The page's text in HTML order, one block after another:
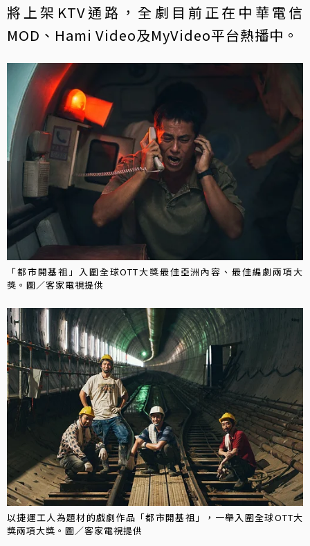
將上架KTV通路，全劇目前正在中華電信
MOD、Hami Video及MyVideo平台熱播中。
「都市開基祖」入圍全球OTT大獎最佳亞洲內容、最佳編劇兩項大
獎。圖／客家電視提供
以捷運工人為題材的戲劇作品「都市開基祖」，一舉入圍全球OTT大
獎兩項大獎。圖／客家電視提供